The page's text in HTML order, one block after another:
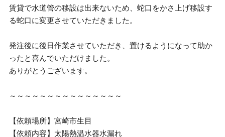
賃貸で水道管の移設は出来ないため、蛇口をかさ上げ移設す
る蛇口に変更させていただきました。
発注後に後日作業させていただき、置けるようになって助か
ったと喜んでいただけました。
ありがとうございます。
～～～～～～～～～～～～～～～
【依頼場所】宮崎市生目
【依頼内容】太陽熱温水器水漏れ